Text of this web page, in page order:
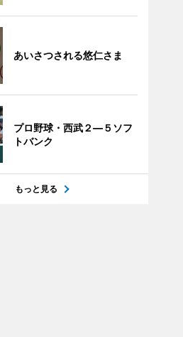
あいさつされる悠仁さま
プロ野球・西武２―５ソフ
トバンク
もっと見る